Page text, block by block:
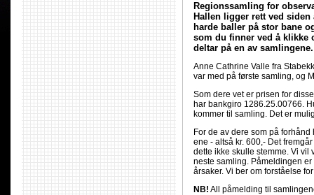
Regionssamling for
Hallen ligger rett ved
harde baller på stor bane
som du finner ved å klikke
deltar på en av samlingene.
Anne Cathrine Valle fra
var med på første samling, og
Som dere vet er prisen for
har bankgiro 1286.25.00766.
kommer til samling. Det er
For de av dere som på
ene - altså kr. 600,- Det
dette ikke skulle stemme. Vi vil
neste samling. Påmeldingen
årsaker. Vi ber om forståelse
NB! All påmelding til